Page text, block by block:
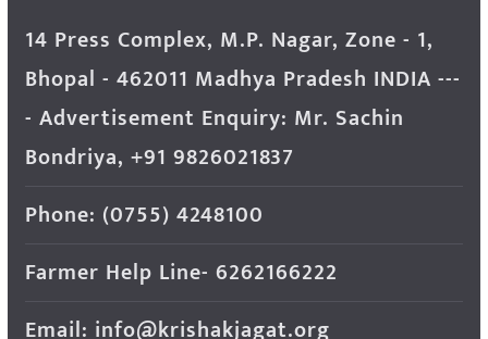
14 Press Complex, M.P. Nagar, Zone - 1,
Bhopal - 462011 Madhya Pradesh INDIA ---
- Advertisement Enquiry: Mr. Sachin
Bondriya, +91 9826021837
Phone: (0755) 4248100
Farmer Help Line- 6262166222
Email: info@krishakjagat.org